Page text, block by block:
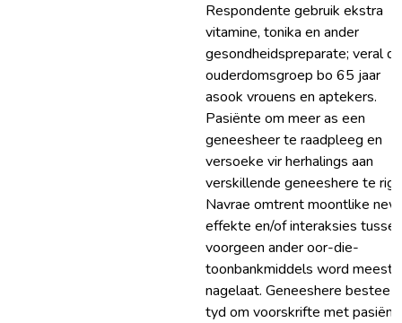
Respondente gebruik ekstra
vitamine, tonika en ander
gesondheidspreparate; veral
ouderdomsgroep bo 65 jaar
asook vrouens en aptekers.
Pasiënte om meer as een
geneesheer te raadpleeg en
versoeke vir herhalings aan
verskillende geneeshere te rig.
Navrae omtrent moontlike
effekte en/of interaksies tussen
voorgeen ander oor-die-
toonbankmiddels word
nagelaat. Geneeshere bestee
tyd om voorskrifte met